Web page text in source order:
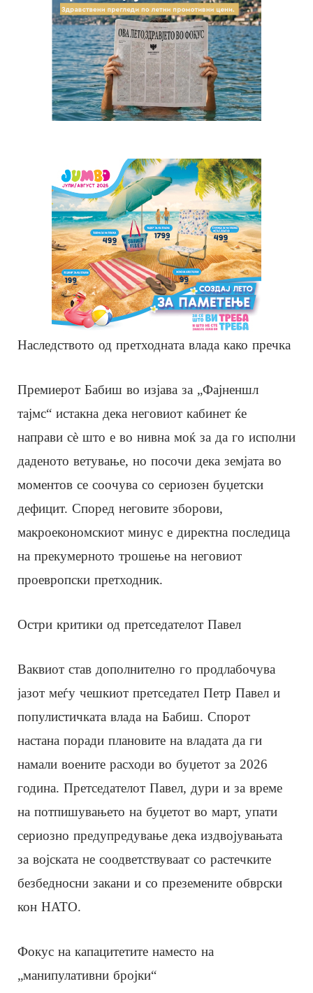
Наследството од претходната влада како пречка
Премиерот Бабиш во изјава за „Фајненшл
тајмс“ истакна дека неговиот кабинет ќе
направи сè што е во нивна моќ за да го исполни
даденото ветување, но посочи дека земјата во
моментов се соочува со сериозен буџетски
дефицит. Според неговите зборови,
макроекономскиот минус е директна последица
на прекумерното трошење на неговиот
проевропски претходник.
Остри критики од претседателот Павел
Ваквиот став дополнително го продлабочува
јазот меѓу чешкиот претседател Петр Павел и
популистичката влада на Бабиш. Спорот
настана поради плановите на владата да ги
намали воените расходи во буџетот за 2026
година. Претседателот Павел, дури и за време
на потпишувањето на буџетот во март, упати
сериозно предупредување дека издвојувањата
за војската не соодветствуваат со растечките
безбедносни закани и со преземените обврски
кон НАТО.
Фокус на капацитетите наместо на
„манипулативни бројки“